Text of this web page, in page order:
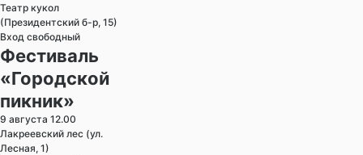
Театр кукол
(Президентский б-р, 15)
Вход свободный
Фестиваль
«Городской
пикник»
9 августа 12.00
Лакреевский лес (ул.
Лесная, 1)